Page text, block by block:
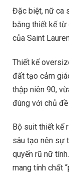
Đặc biệt, nữ ca
bằng thiết kế từ
của Saint
Thiết kế
đất tạo cảm
thập niên 90,
đúng với chủ đề
Bộ suit thiết kế
sâu tạo nên sự
quyến rũ nữ
mang tính chất